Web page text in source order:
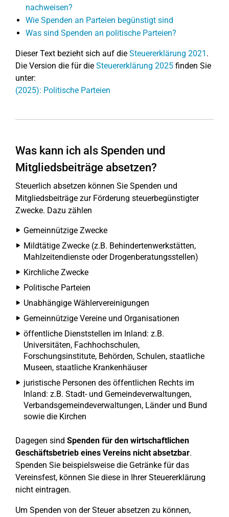
nachweisen?
Wie Spenden an Parteien begünstigt sind
Was sind Spenden an politische Parteien?
Dieser Text bezieht sich auf die Steuererklärung 2021 .
Die Version die für die Steuererklärung 2025 finden Sie
unter:
(2025): Politische Parteien
Was kann ich als Spenden und
Mitgliedsbeiträge absetzen?
Steuerlich absetzen können Sie Spenden und
Mitgliedsbeiträge zur Förderung steuerbegünstigter
Zwecke. Dazu zählen
Gemeinnützige Zwecke
Mildtätige Zwecke (z.B. Behindertenwerkstätten,
Mahlzeitendienste oder Drogenberatungsstellen)
Kirchliche Zwecke
Politische Parteien
Unabhängige Wählervereinigungen
Gemeinnützige Vereine und Organisationen
öffentliche Dienststellen im Inland: z.B.
Universitäten, Fachhochschulen,
Forschungsinstitute, Behörden, Schulen, staatliche
Museen, staatliche Krankenhäuser
juristische Personen des öffentlichen Rechts im
Inland: z.B. Stadt- und Gemeindeverwaltungen,
Verbandsgemeindeverwaltungen, Länder und Bund
sowie die Kirchen
Dagegen sind Spenden für den wirtschaftlichen
Geschäftsbetrieb eines Vereins nicht absetzbar.
Spenden Sie beispielsweise die Getränke für das
Vereinsfest, können Sie diese in Ihrer Steuererklärung
nicht eintragen.
Um Spenden von der Steuer absetzen zu können,